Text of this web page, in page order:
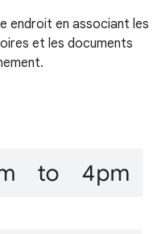
endroit en associant les
et les documents